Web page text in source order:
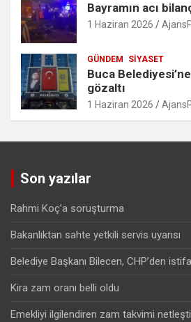
Bayramın acı
1 Haziran 2026
GÜNDEM SIYASET
Buca
gözaltı
1 Haziran 2026
Son yazılar
Rahmi Koç’a soruşturma
Bakanlıktan sahte yetkili servis uyarısı
Belediye Başkanı Bilecen, CHP’den
Kira zam oranı belli oldu
Emekliyi ilgilendiren zam takvimi netleşti